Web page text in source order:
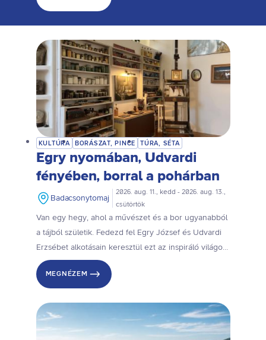
KULTÚRA BORÁSZAT, PINCE TÚRA, SÉTA
Egry nyomában, Udvardi
fényében, borral a pohárban
Badacsonytomaj
2026. aug. 11., kedd - 2026. aug. 13.,
csütörtök
Van egy hegy, ahol a művészet és a bor ugyanabból
a tájból születik. Fedezd fel Egry József és Udvardi
Erzsébet alkotásain keresztül ezt az inspiráló világot,
majd kóstold meg a Badacsony ízeit egy különleges,
háromtételes borskóstolón!
MEGNÉZEM